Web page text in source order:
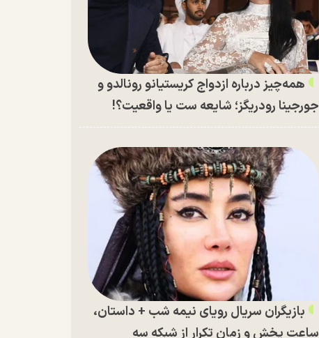
همه‌چیز درباره ازدواج کریستیانو رونالدو و
جورجینا رودریگز؛ شایعه ست یا واقعیت؟!
بازیگران سریال رویای نیمه شب + داستان،
ساعت پخش و زمان تکرار از شبکه سه